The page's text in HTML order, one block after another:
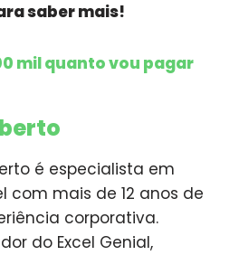
saber mais!
mil quanto vou pagar
é especialista em
com mais de 12 anos de
corporativa.
do Excel Genial,